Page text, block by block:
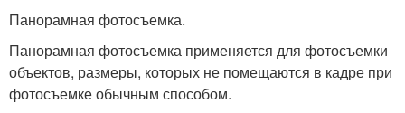
Панорамная фотосъемка.
Панорамная фотосъемка применяется для фотосъемки
объектов, размеры, которых не помещаются в кадре при
фотосъемке обычным способом.